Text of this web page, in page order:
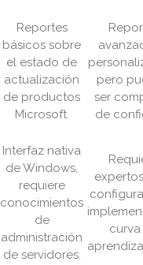
Reportes
básicos sobre
el estado de
actualización
de productos
Microsoft.
pero
ser
de
Interfaz nativa
de Windows,
requiere
conocimientos
de
administración
de servidores.